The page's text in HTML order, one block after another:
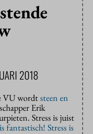
2018
VU wordtsteen en
Erik
Stress is juist
fantastisch! Stress is